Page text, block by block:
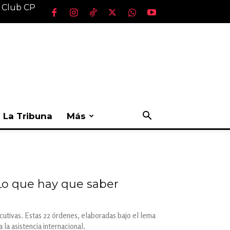
CP
La Tribuna Más
que hay que saber
Estas 22 órdenes, elaboradas bajo el lema
la asistencia internacional.